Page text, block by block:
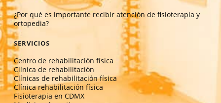
¿Por qué es importante recibir atención de fisioterapia y
ortopedia?
SERVICIOS
Centro de rehabilitación física
Clínica de rehabilitación
Clínicas de rehabilitación física
Clínica rehabilitación física
Fisioterapia en CDMX